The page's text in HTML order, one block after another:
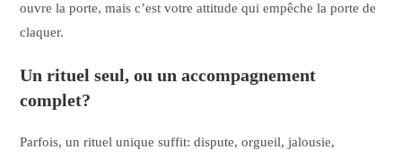
ouvre la porte, mais c’est votre attitude qui empêche la porte de
claquer.
Un rituel seul, ou un accompagnement
complet?
Parfois, un rituel unique suffit: dispute, orgueil, jalousie,